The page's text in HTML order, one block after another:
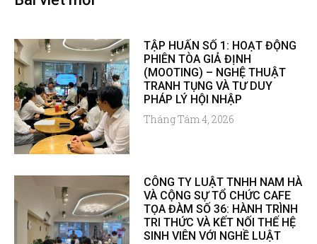
TẬP HUẤN SỐ 1: HOẠT ĐỘNG
PHIÊN TÒA GIẢ ĐỊNH
(MOOTING) – NGHỆ THUẬT
TRANH TỤNG VÀ TƯ DUY
PHÁP LÝ HỘI NHẬP
Tháng Tám 4, 2026
CÔNG TY LUẬT TNHH NAM HÀ
VÀ CỘNG SỰ TỔ CHỨC CAFE
TỌA ĐÀM SỐ 36: HÀNH TRÌNH
TRI THỨC VÀ KẾT NỐI THẾ HỆ
SINH VIÊN VỚI NGHỀ LUẬT